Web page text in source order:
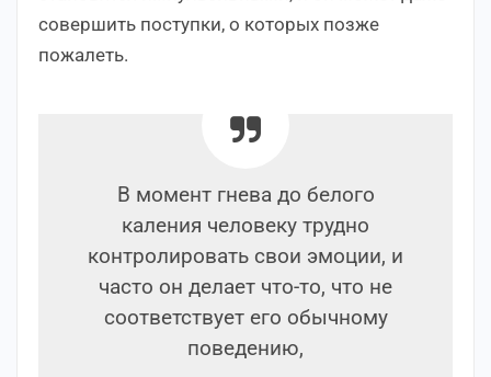
совершить поступки, о которых позже
пожалеть.
В момент гнева до белого
каления человеку трудно
контролировать свои эмоции, и
часто он делает что-то, что не
соответствует его обычному
поведению,